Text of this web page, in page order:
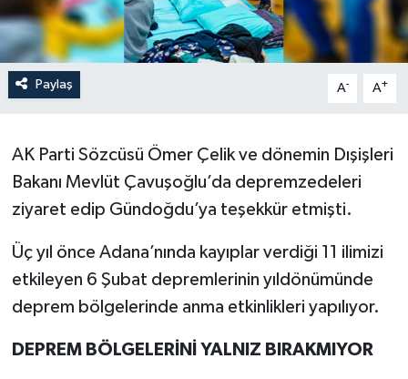
Paylaş A- A+
AK Parti Sözcüsü Ömer Çelik ve dönemin Dışişleri
Bakanı Mevlüt Çavuşoğlu’da depremzedeleri
ziyaret edip Gündoğdu’ya teşekkür etmişti.
Üç yıl önce Adana’nında kayıplar verdiği 11 ilimizi
etkileyen 6 Şubat depremlerinin yıldönümünde
deprem bölgelerinde anma etkinlikleri yapılıyor.
DEPREM BÖLGELERİNİ YALNIZ BIRAKMIYOR